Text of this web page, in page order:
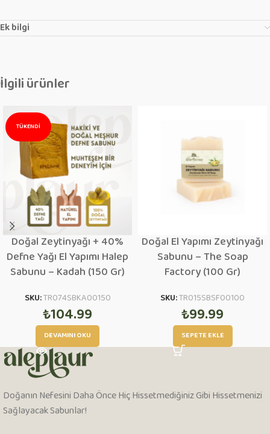
Ek bilgi
İlgili ürünler
TÜKENDI
Doğal Zeytinyağı + 40%
Defne Yağı El Yapımı Halep
Sabunu – Kadah (150 Gr)
SKU:TR074SBKA00150
₺104.99
DEVAMINI OKU
Doğal El Yapımı Zeytinyağı
Sabunu – The Soap
Factory (100 Gr)
SKU:TR015SBSF00100
₺99.99
SEPETE EKLE
Doğanın Nefesini Daha Önce Hiç Hissetmediğiniz Gibi Hissetmenizi
Sağlayacak Sabunlar!